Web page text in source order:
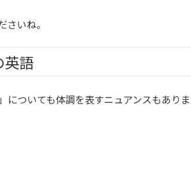
いね。
英語
ついても体調を表すニュアンスもありま